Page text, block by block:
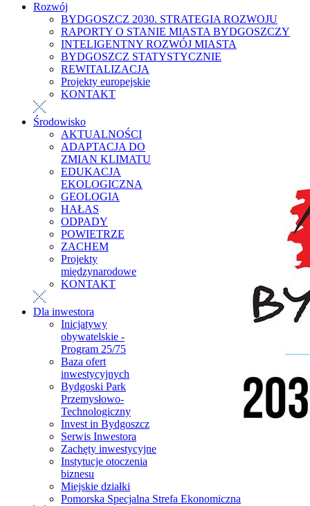
Rozwój
BYDGOSZCZ 2030. STRATEGIA ROZWOJU
RAPORTY O STANIE MIASTA BYDGOSZCZY
INTELIGENTNY ROZWÓJ MIASTA
BYDGOSZCZ STATYSTYCZNIE
REWITALIZACJA
Projekty europejskie
KONTAKT
Środowisko
AKTUALNOŚCI
ADAPTACJA DO
ZMIAN KLIMATU
EDUKACJA
EKOLOGICZNA
GEOLOGIA
HAŁAS
ODPADY
POWIETRZE
ZACHEM
Projekty
międzynarodowe
KONTAKT
Dla inwestora
Inicjatywy
obywatelskie -
Program 25/75
Baza ofert
inwestycyjnych
Bydgoski Park
Przemysłowo-
Technologiczny
Invest in Bydgoszcz
Serwis Inwestora
Zachęty inwestycyjne
Instytucje otoczenia
biznesu
Miejskie działki
Pomorska Specjalna Strefa Ekonomiczna